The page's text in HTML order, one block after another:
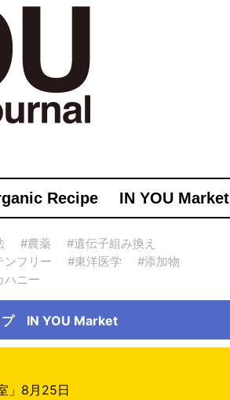
Recipe IN YOU Market
#農薬
#遺伝子組み換え
ンフリー
#東洋医学
#添加物
ハニー
プ IN YOU Market
」8月25日